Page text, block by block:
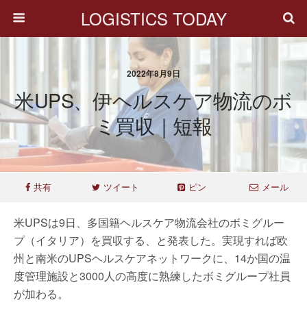
LOGISTICS TODAY
2022年8月9日
米UPS、伊ヘルスケア物流のボ
ミ買収｜短報
共有 ツイート ピン メール
米UPSは9日、多国籍ヘルスケア物流会社のボミグルー
プ（イタリア）を買収する、と発表した。実現すれば欧
州と南米のUPSヘルスケアネットワークに、14か国の温
度管理施設と3000人の高度に熟練したボミグループ社員
が加わる。